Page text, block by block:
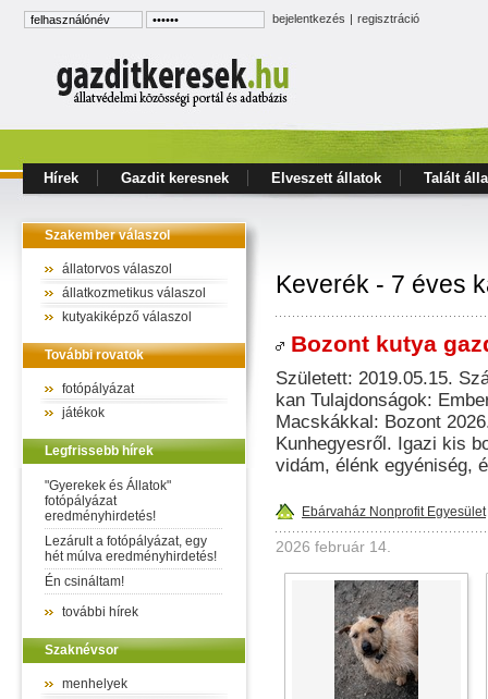
bejelentkezés | regisztráció
Hírek Gazdit keresnek Elveszett állatok Talált
Szakember válaszol
állatorvos válaszol
állatkozmetikus válaszol
kutyakiképző válaszol
További rovatok
fotópályázat
játékok
Legfrissebb hírek
"Gyerekek és Állatok"
fotópályázat
eredményhirdetés!
Lezárult a fotópályázat, egy
hét múlva eredményhirdetés!
Én csináltam!
további hírek
Szaknévsor
menhelyek
Keverék - 7 éves
Bozont kutya
Született: 2019.05.15.
kan Tulajdonságok:
Macskákkal: Bozont
Kunhegyesről. Igazi kis
vidám, élénk egyéniség,
Ebárvaház Nonprofit Egyesület
2026 február 14.